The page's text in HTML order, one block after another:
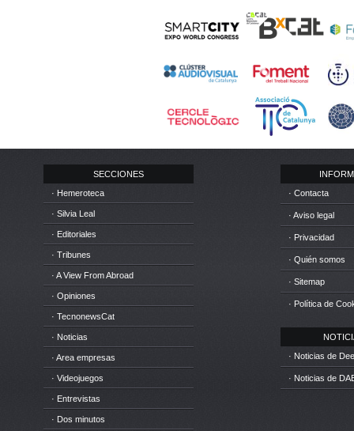
SECCIONES
· Hemeroteca
· Silvia Leal
· Editoriales
· Tribunes
· A View From Abroad
· Opiniones
· TecnonewsCat
· Noticias
· Area empresas
· Videojuegos
· Entrevistas
· Dos minutos
· Contacta
· Aviso legal
· Privacidad
· Quién somos
· Sitemap
· Política de
· Noticias de
· Noticias de